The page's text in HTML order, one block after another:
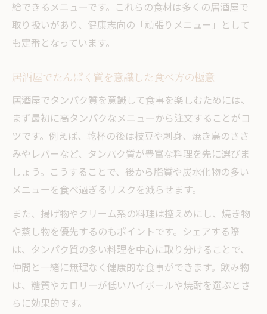
給できるメニューです。これらの食材は多くの居酒屋で
取り扱いがあり、健康志向の「頑張りメニュー」として
も定番となっています。
居酒屋でたんぱく質を意識した食べ方の極意
居酒屋でタンパク質を意識して食事を楽しむためには、
まず最初に高タンパクなメニューから注文することがコ
ツです。例えば、乾杯の後は枝豆や刺身、焼き鳥のささ
みやレバーなど、タンパク質が豊富な料理を先に選びま
しょう。こうすることで、後から脂質や炭水化物の多い
メニューを食べ過ぎるリスクを減らせます。
また、揚げ物やクリーム系の料理は控えめにし、焼き物
や蒸し物を優先するのもポイントです。シェアする際
は、タンパク質の多い料理を中心に取り分けることで、
仲間と一緒に無理なく健康的な食事ができます。飲み物
は、糖質やカロリーが低いハイボールや焼酎を選ぶとさ
らに効果的です。